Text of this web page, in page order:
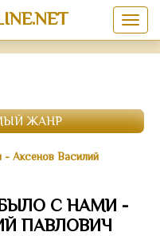
ЖАНР
Аксенов Василий
С НАМИ -
ПАВЛОВИЧ